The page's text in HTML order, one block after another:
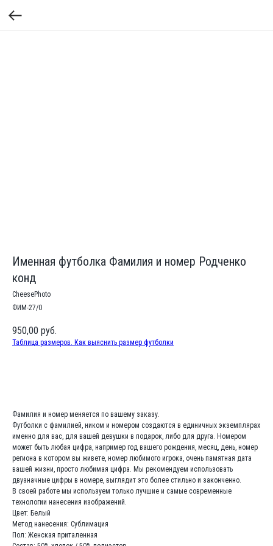
Именная футболка Фамилия и номер Родченко
конд
CheesePhoto
ФИМ-27/0
950,00 руб.
Таблица размеров. Как выяснить размер футболки
Фамилия и номер меняется по вашему заказу.
Футболки с фамилией, ником и номером создаются в единичных экземплярах
именно для вас, для вашей девушки в подарок, либо для друга. Номером
может быть любая цифра, например год вашего рождения, месяц, день, номер
региона в котором вы живете, номер любимого игрока, очень памятная дата
вашей жизни, просто любимая цифра. Мы рекомендуем использовать
двузначные цифры в номере, выглядит это более стильно и законченно.
В своей работе мы используем только лучшие и самые современные
технологии нанесения изображений.
Цвет: Белый
Метод нанесения: Сублимация
Пол: Женская приталенная